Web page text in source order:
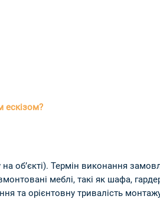
ескізом?
об’єкті). Термін виконання
меблі, такі як шафа,
та орієнтовну тривалість